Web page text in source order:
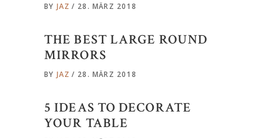
BY JAZ 28. MÄRZ 2018
THE BEST LARGE ROUND
MIRRORS
BY JAZ 28. MÄRZ 2018
5 IDEAS TO DECORATE
YOUR TABLE